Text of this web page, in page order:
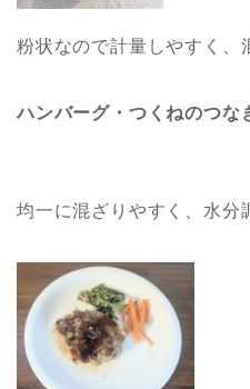
粉状なので計量しやすく、
ハンバーグ・つくねのつな
均一に混ざりやすく、水分